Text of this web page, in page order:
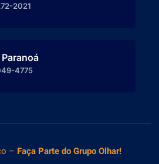
2021
4775
– Faça Parte do Grupo Olhar!